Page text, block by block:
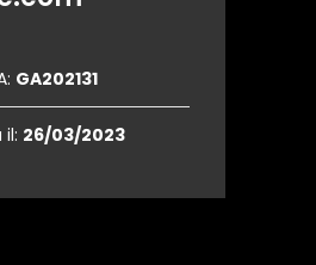
GA202131
26/03/2023